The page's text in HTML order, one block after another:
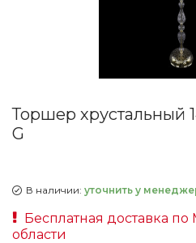
Торшер хрустальный
G
В наличии: уточнить у
Бесплатная доставка
области